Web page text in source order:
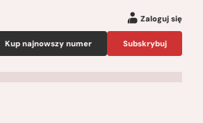
Zaloguj się
Kup najnowszy numer Subskrybuj